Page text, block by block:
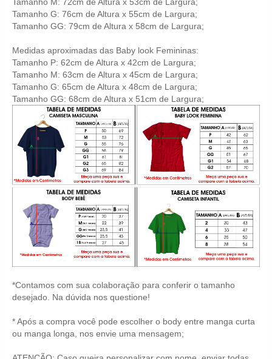
Tamanho M: 72cm de Altura x 53cm de Largura;
Tamanho G: 76cm de Altura x 55cm de Largura;
Tamanho GG: 79cm de Altura x 58cm de Largura;
Medidas aproximadas das Baby look Femininas:
Tamanho P: 62cm de Altura x 42cm de Largura;
Tamanho M: 63cm de Altura x 45cm de Largura;
Tamanho G: 65cm de Altura x 48cm de Largura;
Tamanho GG: 68cm de Altura x 51cm de Largura;
*Contamos com sua colaboração para conferir o tamanho
desejado. Na dúvida nos questione!
* Após a compra você pode escolher o body entre manga curta
ou manga longa, nos envie uma mensagem;